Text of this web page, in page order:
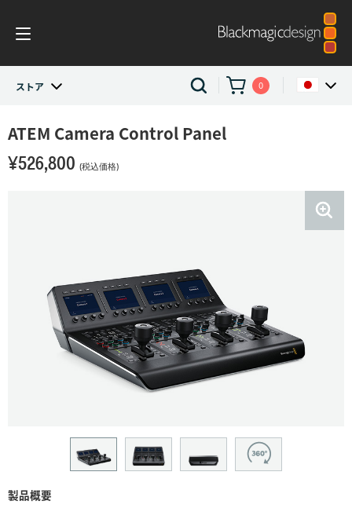
0
ストア
Argentina
Australia
China
Denmark
Finland
Germany
Hong Kong SAR, China
ストア
ATEM Live Production
ATEM Camera Control Panel
¥526,800 (税込価格)
製品概要